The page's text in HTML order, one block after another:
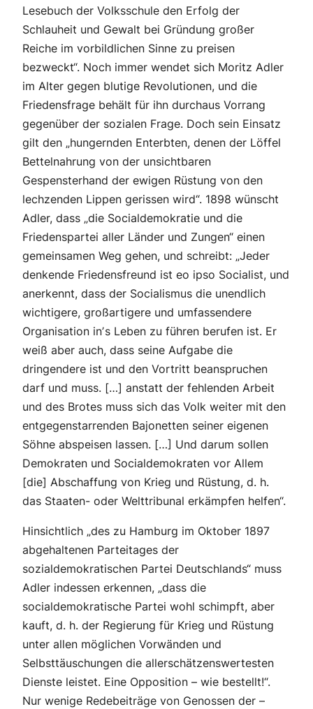
Lesebuch der Volksschule den Erfolg der
Schlauheit und Gewalt bei Gründung großer
Reiche im vorbildlichen Sinne zu preisen
bezweckt“. Noch immer wendet sich Moritz Adler
im Alter gegen blutige Revolutionen, und die
Friedensfrage behält für ihn durchaus Vorrang
gegenüber der sozialen Frage. Doch sein Einsatz
gilt den „hungernden Enterbten, denen der Löffel
Bettelnahrung von der unsichtbaren
Gespensterhand der ewigen Rüstung von den
lechzenden Lippen gerissen wird“. 1898 wünscht
Adler, dass „die Socialdemokratie und die
Friedenspartei aller Länder und Zungen“ einen
gemeinsamen Weg gehen, und schreibt: „Jeder
denkende Friedensfreund ist eo ipso Socialist, und
anerkennt, dass der Socialismus die unendlich
wichtigere, großartigere und umfassendere
Organisation inʼs Leben zu führen berufen ist. Er
weiß aber auch, dass seine Aufgabe die
dringendere ist und den Vortritt beanspruchen
darf und muss. […] anstatt der fehlenden Arbeit
und des Brotes muss sich das Volk weiter mit den
entgegenstarrenden Bajonetten seiner eigenen
Söhne abspeisen lassen. […] Und darum sollen
Demokraten und Socialdemokraten vor Allem
[die] Abschaffung von Krieg und Rüstung, d. h.
das Staaten- oder Welttribunal erkämpfen helfen“.
Hinsichtlich „des zu Hamburg im Oktober 1897
abgehaltenen Parteitages der
sozialdemokratischen Partei Deutschlands“ muss
Adler indessen erkennen, „dass die
socialdemokratische Partei wohl schimpft, aber
kauft, d. h. der Regierung für Krieg und Rüstung
unter allen möglichen Vorwänden und
Selbsttäuschungen die allerschätzenswertesten
Dienste leistet. Eine Opposition – wie bestellt!“.
Nur wenige Redebeiträge von Genossen der –